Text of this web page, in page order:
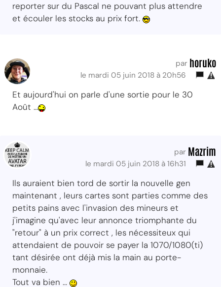
reporter sur du Pascal ne pouvant plus attendre
et écouler les stocks au prix fort.
par horuko
le mardi 05 juin 2018 à 20h56
Et aujourd'hui on parle d'une sortie pour le 30
Août ...
par Mazrim
le mardi 05 juin 2018 à 16h31
Ils auraient bien tord de sortir la nouvelle gen
maintenant , leurs cartes sont parties comme des
petits pains avec l'invasion des mineurs et
j'imagine qu'avec leur annonce triomphante du
"retour" à un prix correct , les nécessiteux qui
attendaient de pouvoir se payer la 1070/1080(ti)
tant désirée ont déjà mis la main au porte-
monnaie.
Tout va bien ...